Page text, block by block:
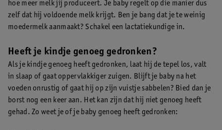
hoe meer melk jij produceert. Je baby regelt op die manier dus
zelf dat hij voldoende melk krijgt. Ben je bang dat je te weinig
moedermelk aanmaakt? Schakel een lactatiekundige in.
Heeft je kindje genoeg gedronken?
Als je kindje genoeg heeft gedronken, laat hij de tepel los, valt
in slaap of gaat oppervlakkiger zuigen. Blijft je baby na het
voeden onrustig of gaat hij op zijn vuistje sabbelen? Bied dan je
borst nog een keer aan. Het kan zijn dat hij niet genoeg heeft
gehad. Zo weet je of je baby genoeg heeft gedronken: